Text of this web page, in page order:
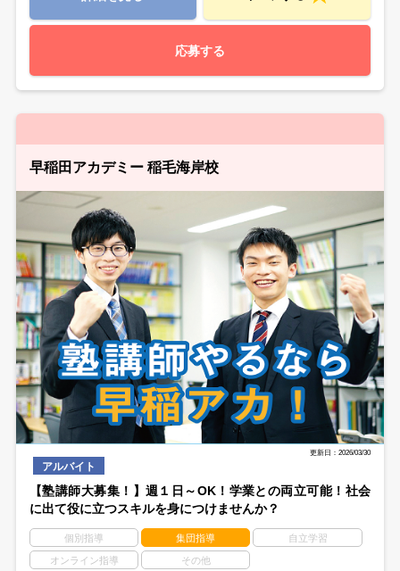
応募する
早稲田アカデミー 稲毛海岸校
更新日：2026/03/30
アルバイト
【塾講師大募集！】週１日～OK！学業との両立可能！社会
に出て役に立つスキルを身につけませんか？
個別指導 集団指導 自立学習
オンライン指導 その他